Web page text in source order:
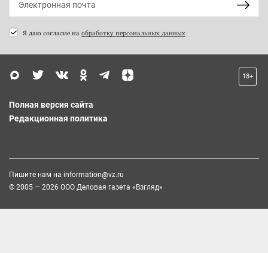
Я даю согласие на обработку персональных данных
18+
Полная версия сайта
Редакционная политика
Пишите нам на information@vz.ru
© 2005 — 2026 ООО Деловая газета «Взгляд»